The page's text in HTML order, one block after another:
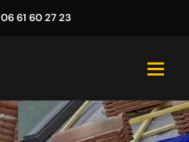
06 61 60 27 23